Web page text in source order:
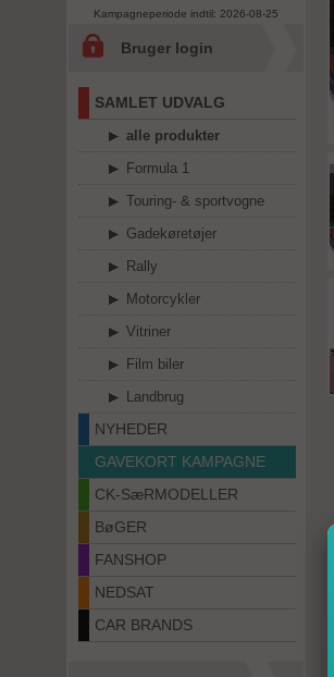
Kampagneperiode indtil: 2026-08-25
Bruger login
SAMLET UDVALG
alle produkter
Formula 1
Touring- & sportvogne
Gadekøretøjer
Rally
Motorcykler
Vitriner
Film biler
Landbrug
NYHEDER
GAVEKORT KAMPAGNE
CK-SæRMODELLER
BøGER
FANSHOP
NEDSAT
CAR BRANDS